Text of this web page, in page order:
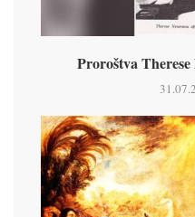
Proroštva